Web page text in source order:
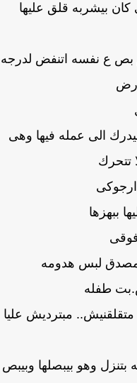
بيشربه قلق عليها
ع نفسه اتنفض لدرجه
الى عمله فيها وهى
لبس هدومه
طفله
مبترديش عليا
وهو بيبصلها وبيبص